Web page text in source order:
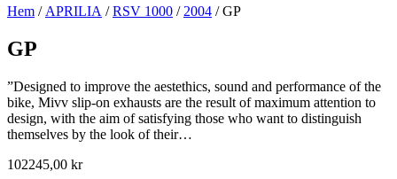
Hem / APRILIA /RSV 1000 / 2004 / GP
GP
”Designed to improve the aestethics, sound and performance of the
bike, Mivv slip-on exhausts are the result of maximum attention to
design, with the aim of satisfying those who want to distinguish
themselves by the look of their…
102245,00 kr